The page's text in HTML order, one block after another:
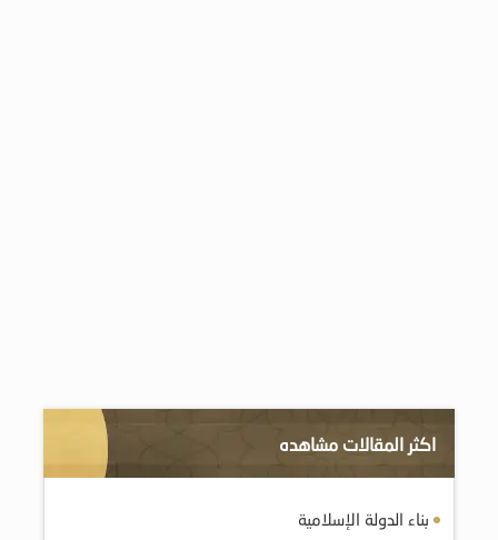
اكثر المقالات مشاهده
بناء الدولة الإسلامية